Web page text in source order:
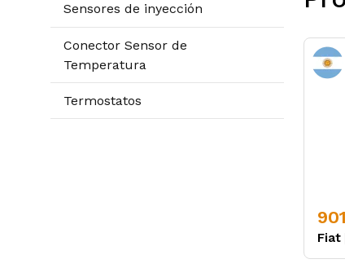
Sensores de inyección
Conector Sensor de
Temperatura
Termostatos
901
Fiat